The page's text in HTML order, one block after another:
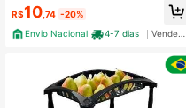
R$10 ,74 -20%
Envio Nacional
4-7 dias